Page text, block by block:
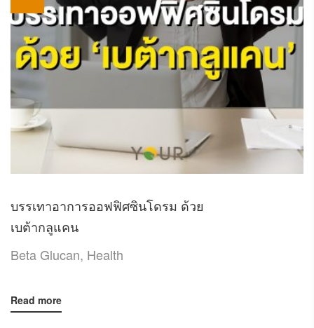
บรรเทาอาการออฟฟิศซินโดรม ด้วย
เบต้ากลูแคน
Beta Glucan, Health
Read more